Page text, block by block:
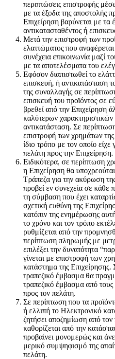
περιπτώσεις επιστροφής
με τα έξοδα της αποστολής
Επιχείρηση βαρύνεται με τα
αντικατασταθέντος ή
Μετά την επιστροφή των
ελαττώματος που
συνέχεια επικοινωνία μαζί
με τα αποτελέσματα του
Εφόσον διαπιστωθεί το
επισκευή, ή αντικατάσταση
της συναλλαγής σε
επισκευή του προϊόντος σε
βρεθεί από την Επιχείρηση
καλύτερων χαρακτηριστικών
αντικατάσταση. Σε
επιστροφή των χρημάτων της
ίδιο τρόπο με τον οποίο
πελάτη προς την Επιχείρηση.
Ειδικότερα, σε περίπτωση
η Επιχείρηση θα
Τράπεζα για την ακύρωση
προβεί εν συνεχεία σε κάθε
τη σύμβαση που έχει
σχετική ευθύνη της
κατόπιν της ενημέρωσης
το χρόνο και τον τρόπο
ρυθμίζεται από την
περίπτωση πληρωμής με
επιλέξει την δυνατότητα
γίνεται με επιστροφή των
κατάστημα της
τραπεζικό έμβασμα θα
τραπεζικό έμβασμα από
προς τον πελάτη.
Σε περίπτωση που τα
ή ελλιπή το Ηλεκτρονικό
ζητήσει αποζημίωση από
καθορίζεται από την
προβαίνει μονομερώς και
μερικό συμψηφισμό της
πελάτη.